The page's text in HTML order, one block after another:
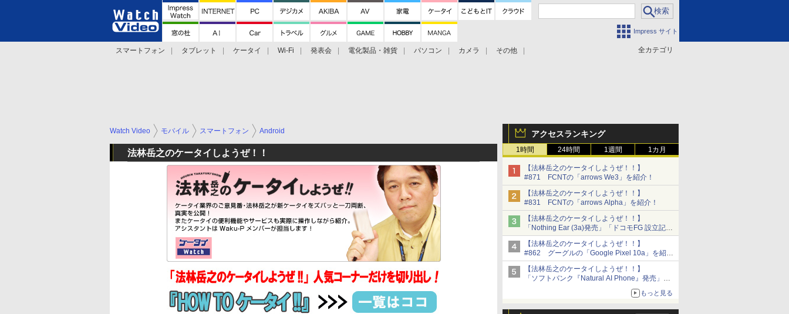
Impress サイト
全カテゴリ
スマートフォン タブレット ケータイ Wi-Fi 発表会 電化製品・雑貨 パソコン カメラ
その他
アクセスランキング
1時間 24時間 1週間 1カ月
【法林岳之のケータイしようぜ！！】
#871 FCNTの「arrows We3」を紹介！
【法林岳之のケータイしようぜ！！】
#831 FCNTの「arrows Alpha」を紹介！
【法林岳之のケータイしようぜ！！】
「Nothing Ear (3a)発売」「ドコモFG 設立記者
会見」
【法林岳之のケータイしようぜ！！】
#862 グーグルの「Google Pixel 10a」を紹
介！
【法林岳之のケータイしようぜ！！】
「ソフトバンク『Natural AI Phone』発売」
「ZTE『nubia Neo 5 GT』発売」「ソニー
もっと見る
Watch Video モバイル スマートフォン Android
法林岳之のケータイしようぜ！！